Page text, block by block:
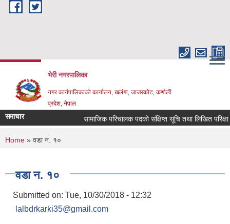
Skip to main content
भेरी नगरपालिका
नगर कार्यपालिकाको कार्यालय, खलंगा, जाजरकोट, कर्णाली
प्रदेश, नेपाल
समाचार सामाजिक परिचालक पदको संक्षिप्त सूचि तथा लिखित परिक्षा
You are here
Home » वडा न. १०
वडा न. १०
Submitted on: Tue, 10/30/2018 - 12:32
lalbdrkarki35@gmail.com